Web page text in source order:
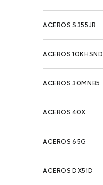
ACEROS S355JR
ACEROS 10KHSND
ACEROS 30MNB5
ACEROS 40X
ACEROS 65G
ACEROS DX51D